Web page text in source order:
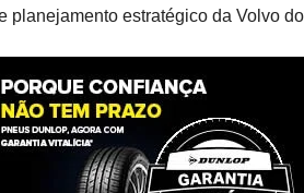
planejamento estratégico da Volvo